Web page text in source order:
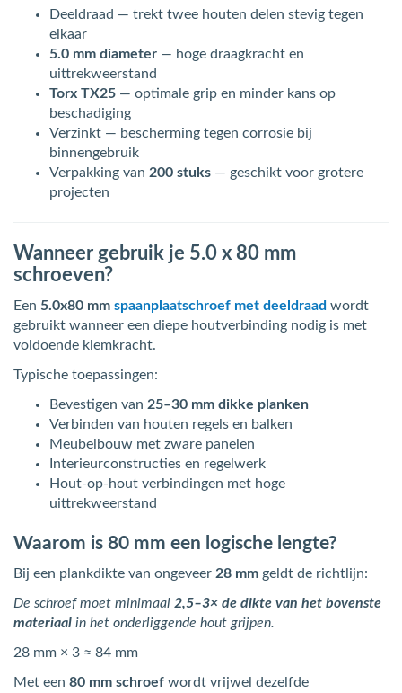
Deeldraad — trekt twee houten delen stevig tegen
elkaar
5.0 mm diameter — hoge draagkracht en
uittrekweerstand
Torx TX25 — optimale grip en minder kans op
beschadiging
Verzinkt — bescherming tegen corrosie bij
binnengebruik
Verpakking van 200 stuks — geschikt voor grotere
projecten
Wanneer gebruik je 5.0 x 80 mm
schroeven?
Een 5.0x80 mm spaanplaatschroef met deeldraad wordt
gebruikt wanneer een diepe houtverbinding nodig is met
voldoende klemkracht.
Typische toepassingen:
Bevestigen van 25–30 mm dikke planken
Verbinden van houten regels en balken
Meubelbouw met zware panelen
Interieurconstructies en regelwerk
Hout-op-hout verbindingen met hoge
uittrekweerstand
Waarom is 80 mm een logische lengte?
Bij een plankdikte van ongeveer 28 mm geldt de richtlijn:
De schroef moet minimaal 2,5–3× de dikte van het bovenste
materiaal in het onderliggende hout grijpen.
28 mm × 3 ≈ 84 mm
Met een 80 mm schroef wordt vrijwel dezelfde